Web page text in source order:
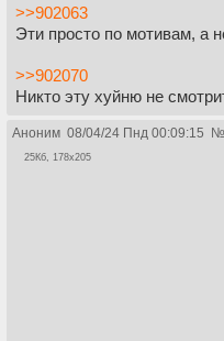
>>902063
Эти просто по мотивам, а
>>902070
Никто эту хуйню не
Аноним 08/04/24 Пнд 00:09:15 №
25Кб, 178x205